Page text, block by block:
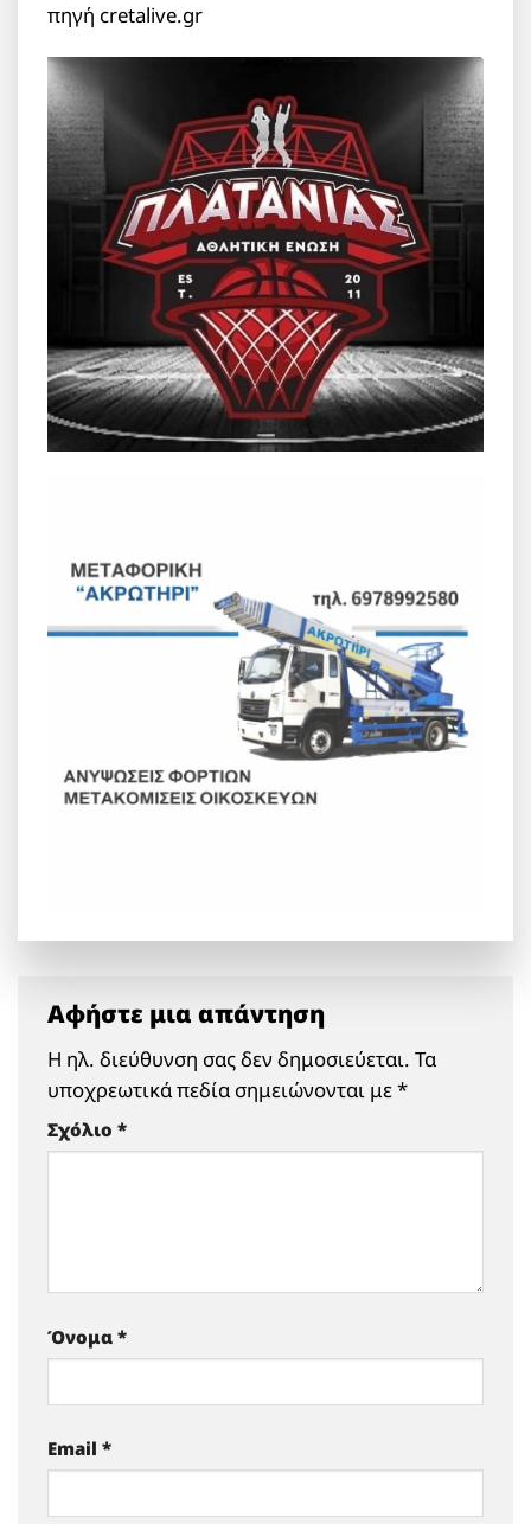
πηγή cretalive.gr
Αφήστε μια απάντηση
Η ηλ. διεύθυνση σας δεν δημοσιεύεται. Τα
υποχρεωτικά πεδία σημειώνονται με*
Σχόλιο *
Όνομα *
Email *